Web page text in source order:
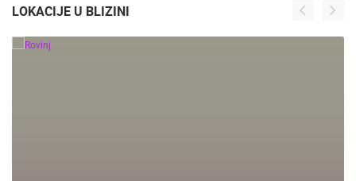
LOKACIJE U BLIZINI